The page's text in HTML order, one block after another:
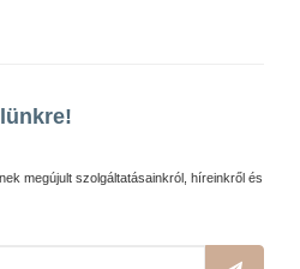
megújult szolgáltatásainkról, híreinkről és